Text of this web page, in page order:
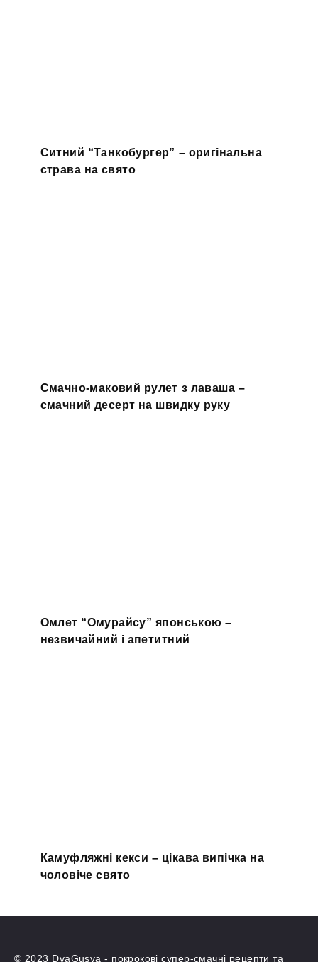
Ситний “Танкобургер” – оригінальна
страва на свято
Смачно-маковий рулет з лаваша –
смачний десерт на швидку руку
Омлет “Омурайсу” японською –
незвичайний і апетитний
Камуфляжні кекси – цікава випічка на
чоловіче свято
© 2023 DvaGusya - покрокові супер-смачні рецепти та